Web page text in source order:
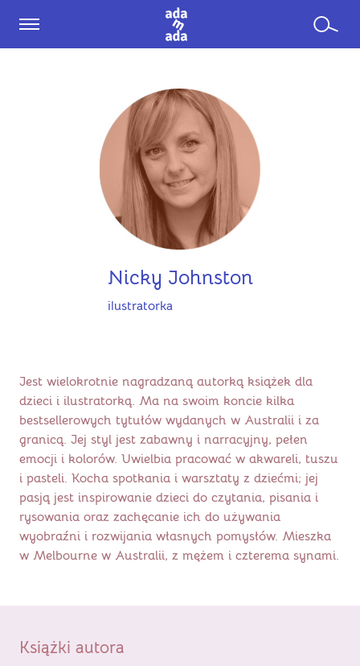
Nicky Johnston
ilustratorka
Jest wielokrotnie nagradzaną autorką książek dla
dzieci i ilustratorką. Ma na swoim koncie kilka
bestsellerowych tytułów wydanych w Australii i za
granicą. Jej styl jest zabawny i narracyjny, pełen
emocji i kolorów. Uwielbia pracować w akwareli, tuszu
i pasteli. Kocha spotkania i warsztaty z dziećmi; jej
pasją jest inspirowanie dzieci do czytania, pisania i
rysowania oraz zachęcanie ich do używania
wyobraźni i rozwijania własnych pomysłów. Mieszka
w Melbourne w Australii, z mężem i czterema synami.
Książki autora